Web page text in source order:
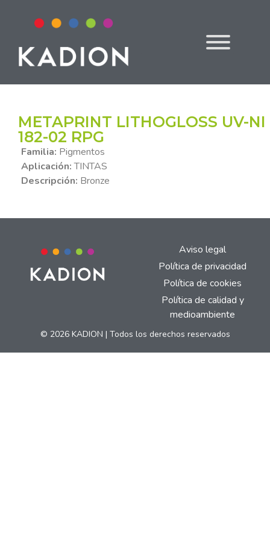
METAPRINT LITHOGLOSS UV-NI
182-02 RPG
Familia: Pigmentos
Aplicación:TINTAS
Descripción: Bronze
Aviso legal
Política de privacidad
Política de cookies
Política de calidad y
medioambiente
© 2026 KADION | Todos los derechos reservados